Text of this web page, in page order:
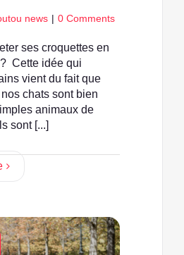
news | 0 Comments
ses croquettes en
Cette idée qui
vient du fait que
chats sont bien
animaux de
sont [...]